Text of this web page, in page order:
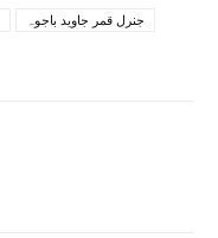
جنرل قمر جاوید باجوہ